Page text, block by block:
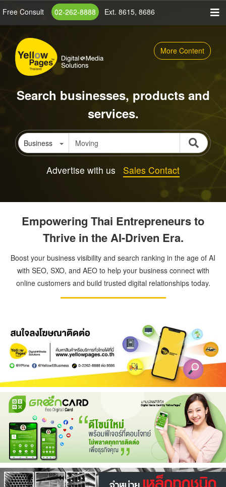
content
Free Consult 02-262-8888 Ext. 8615, 8686
More Content
Search businesses, products and
services.
Business
Advertise with us Sales Contact
Empowering Thai Entrepreneurs to
Thrive in the AI-Driven Era.
Boost your business visibility and search ranking in the age of AI
with SEO, SXO, and AEO to help your business connect with
online customers and build trusted digital relationships today.